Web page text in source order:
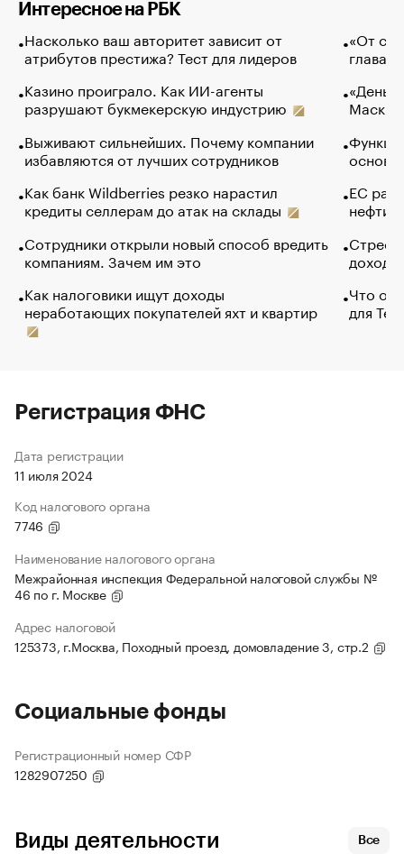
Интересное на РБК
Насколько ваш авторитет зависит от
атрибутов престижа? Тест для лидеров
Казино проиграло. Как ИИ-агенты
разрушают букмекерскую индустрию
Выживают сильнейших. Почему компании
избавляются от лучших сотрудников
Как банк Wildberries резко нарастил
кредиты селлерам до атак на склады
Сотрудники открыли новый способ вредить
компаниям. Зачем им это
Как налоговики ищут доходы
неработающих покупателей яхт и квартир
«От
глава
Маск в
основ
ЕС
нефти
Что
для
Регистрация ФНС
Дата регистрации
11 июля 2024
Код налогового органа
7746
Наименование налогового органа
Межрайонная инспекция Федеральной налоговой службы №
46 по г. Москве
Адрес налоговой
125373, г.Москва, Походный проезд, домовладение 3, стр.2
Социальные фонды
Регистрационный номер СФР
1282907250
Виды деятельности Все